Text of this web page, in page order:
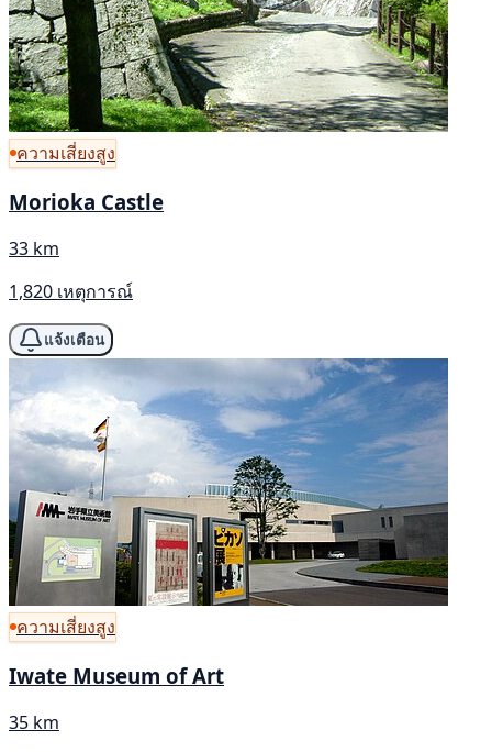
ความเสี่ยงสูง
Morioka Castle
33 km
1,820 เหตุการณ์
แจ้งเตือน
ความเสี่ยงสูง
Iwate Museum of Art
35 km